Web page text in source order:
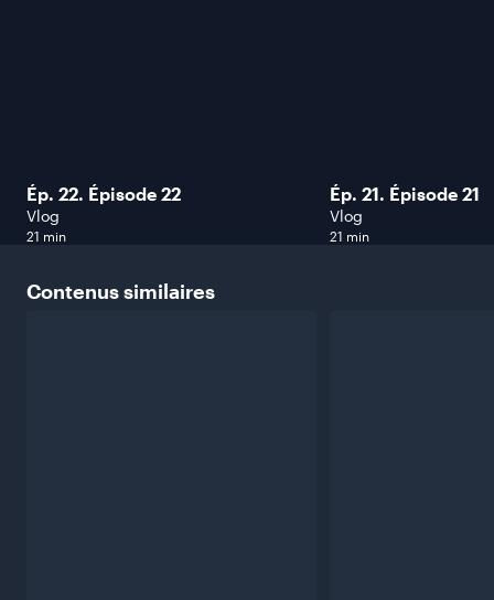
Ép. 22. Épisode 22
Vlog
21 min
Ép. 21. Épisode 21
Vlog
21 min
Contenussimilaires